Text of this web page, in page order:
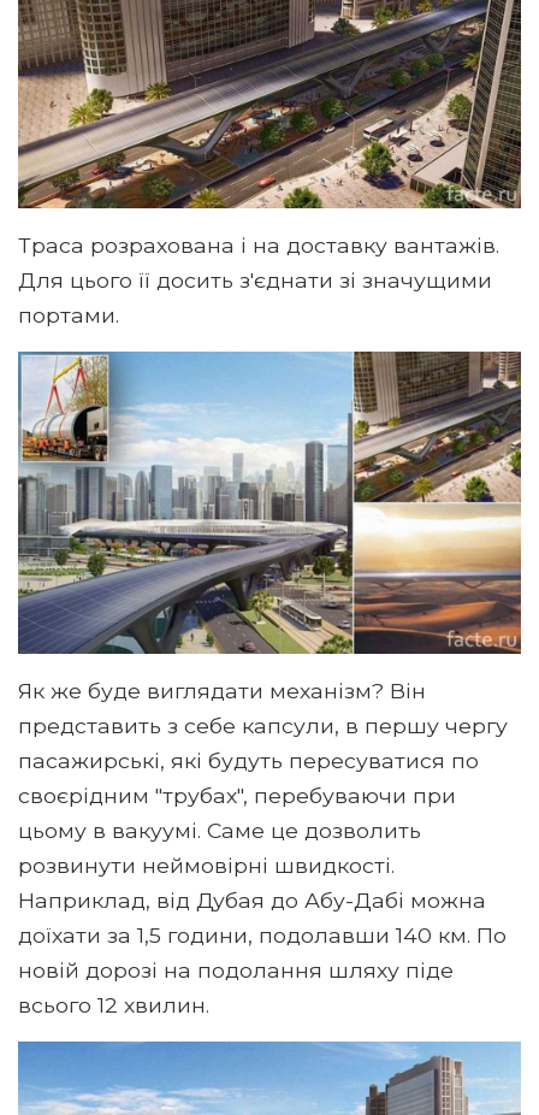
Траса розрахована і на доставку вантажів.
Для цього її досить з'єднати зі значущими
портами.
Як же буде виглядати механізм? Він
представить з себе капсули, в першу чергу
пасажирські, які будуть пересуватися по
своєрідним "трубах", перебуваючи при
цьому в вакуумі. Саме це дозволить
розвинути неймовірні швидкості.
Наприклад, від Дубая до Абу-Дабі можна
доїхати за 1,5 години, подолавши 140 км. По
новій дорозі на подолання шляху піде
всього 12 хвилин.